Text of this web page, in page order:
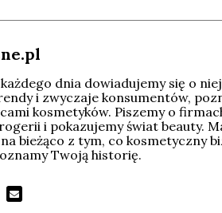
dnia dowiadujemy się o
i zwyczaje konsumentów,
kosmetyków. Piszemy o
i pokazujemy świat beauty.
bieżąco z tym, co kosmetyczny
Twoją historię.